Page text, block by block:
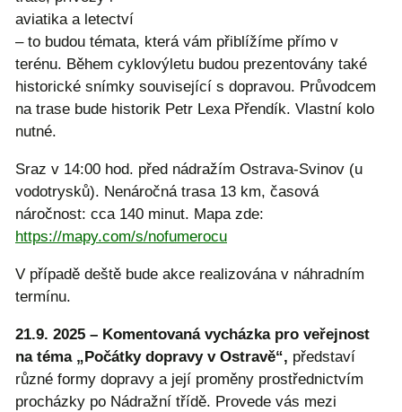
aviatika a letectví
– to budou témata, která vám přiblížíme přímo v
terénu. Během cyklovýletu budou prezentovány také
historické snímky související s dopravou. Průvodcem
na trase bude historik Petr Lexa Přendík. Vlastní kolo
nutné.
Sraz v 14:00 hod. před nádražím Ostrava-Svinov (u
vodotrysků). Nenáročná trasa 13 km, časová
náročnost: cca 140 minut. Mapa zde:
https://mapy.com/s/nofumerocu
V případě deště bude akce realizována v náhradním
termínu.
21.9. 2025 – Komentovaná vycházka pro veřejnost
na téma „Počátky dopravy v Ostravě“, představí
různé formy dopravy a její proměny prostřednictvím
procházky po Nádražní třídě. Provede vás mezi